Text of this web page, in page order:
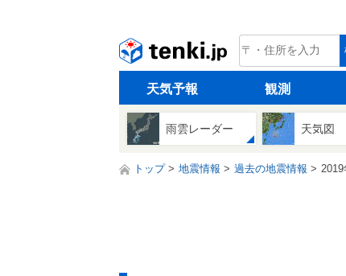
tenki.jp
天気予報 観測
雨雲レーダー 天気図
トップ 地震情報 過去の地震情報 2019